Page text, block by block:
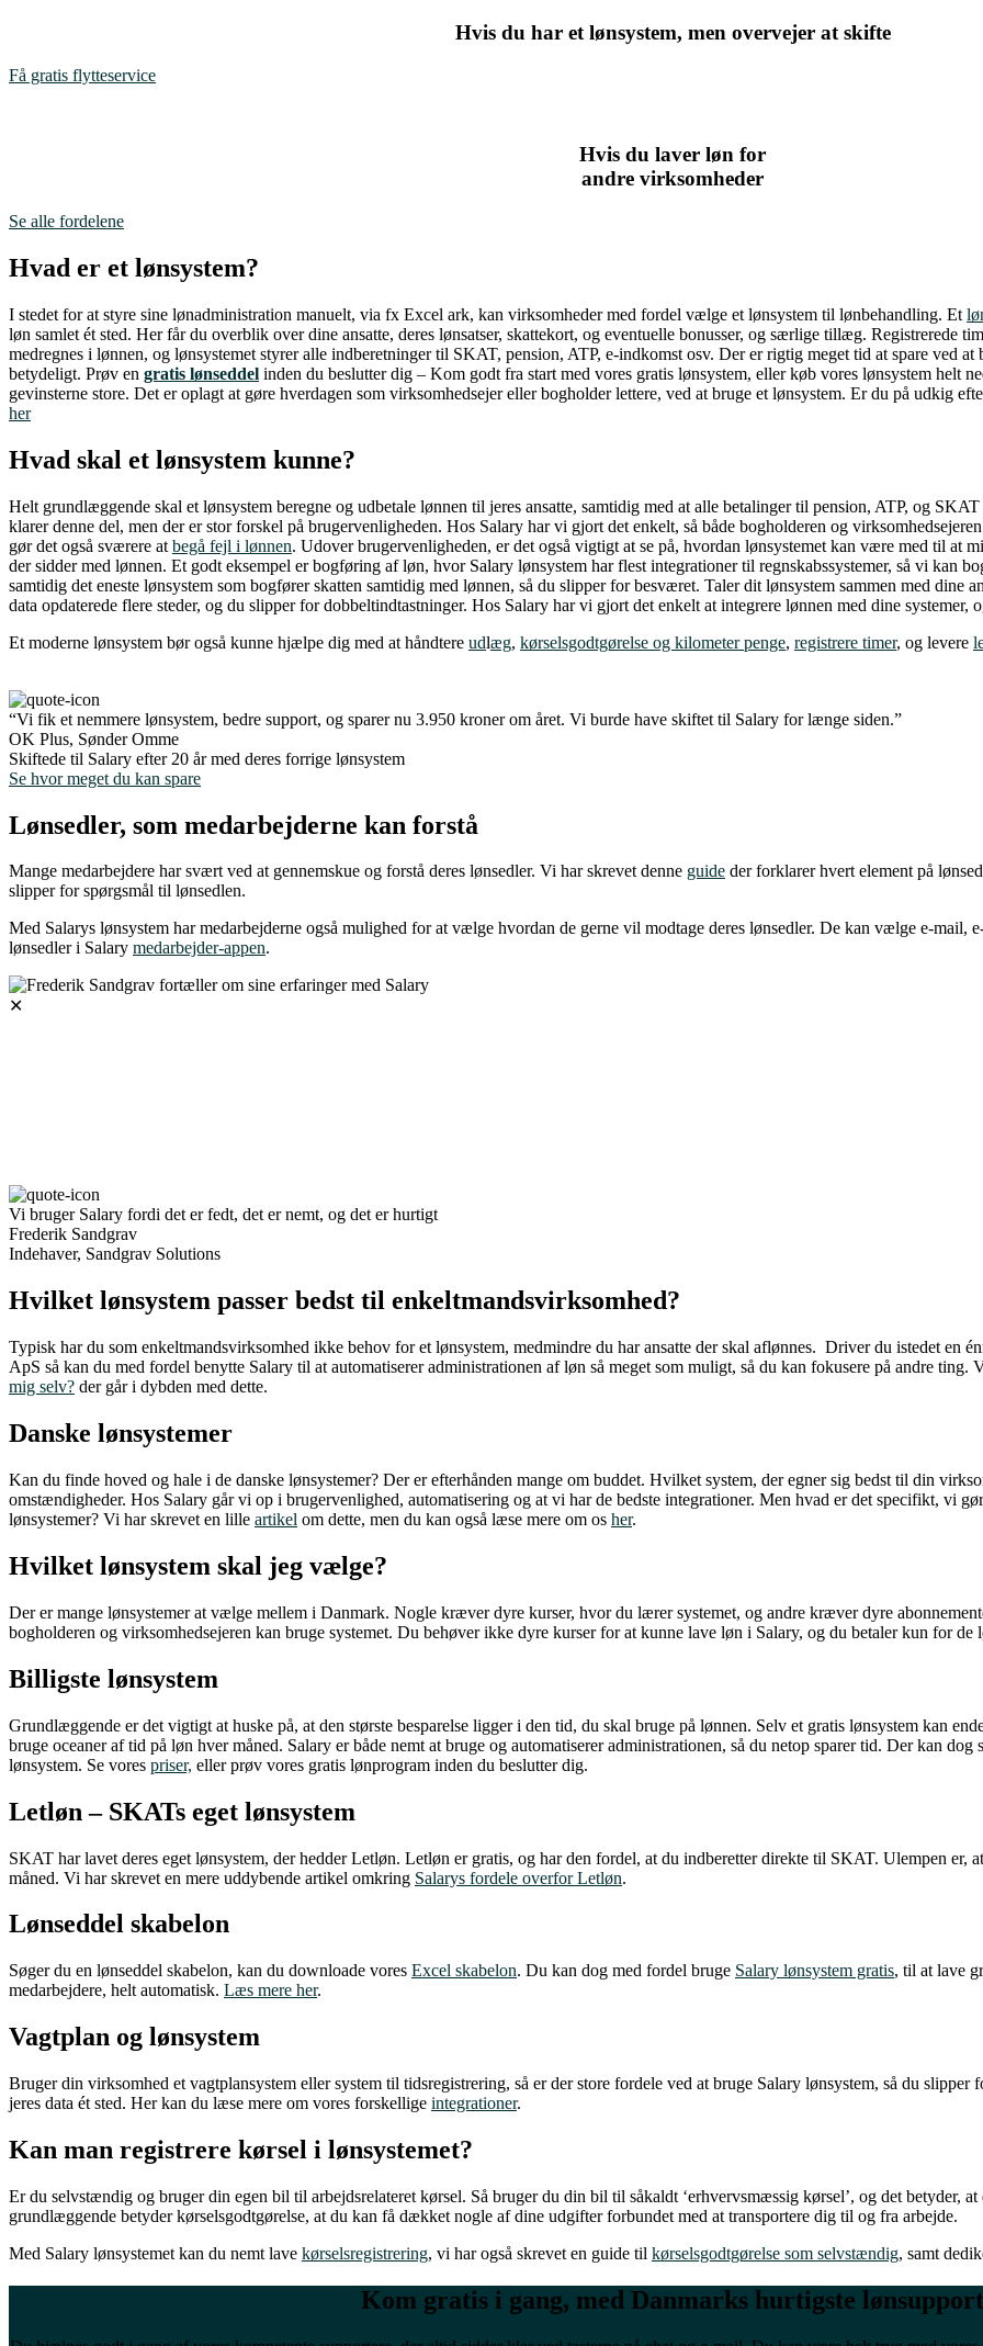
Hvis du har et lønsystem, men overvejer at skifte
Få gratis flytteservice
Hvis du laver løn for
andre virksomheder
Se alle fordelene
Hvad er et lønsystem?
I stedet for at styre sine lønadministration manuelt, via fx Excel ark, kan virksomheder med fordel vælge et lønsystem til lønbehandling. Et
løn samlet ét sted. Her får du overblik over dine ansatte, deres lønsatser, skattekort, og eventuelle bonusser, og særlige tillæg. Registrerede
medregnes i lønnen, og lønsystemet styrer alle indberetninger til SKAT, pension, ATP, e-indkomst osv. Der er rigtig meget tid at spare ved
betydeligt. Prøv en gratis lønseddel inden du beslutter dig – Kom godt fra start med vores gratis lønsystem, eller køb vores lønsystem helt
gevinsterne store. Det er oplagt at gøre hverdagen som virksomhedsejer eller bogholder lettere, ved at bruge et lønsystem. Er du på udkig
her
Hvad skal et lønsystem kunne?
Helt grundlæggende skal et lønsystem beregne og udbetale lønnen til jeres ansatte, samtidig med at alle betalinger til pension, ATP, og
klarer denne del, men der er stor forskel på brugervenligheden. Hos Salary har vi gjort det enkelt, så både bogholderen og
gør det også sværere at begå fejl i lønnen. Udover brugervenligheden, er det også vigtigt at se på, hvordan lønsystemet kan være med til at
der sidder med lønnen. Et godt eksempel er bogføring af løn, hvor Salary lønsystem har flest integrationer til regnskabssystemer, så vi kan
samtidig det eneste lønsystem som bogfører skatten samtidig med lønnen, så du slipper for besværet. Taler dit lønsystem sammen med dine
data opdaterede flere steder, og du slipper for dobbeltindtastninger. Hos Salary har vi gjort det enkelt at integrere lønnen med dine
Et moderne lønsystem bør også kunne hjælpe dig med at håndtere udlæg, kørselsgodtgørelse og kilometer penge, registrere timer, og levere
“Vi fik et nemmere lønsystem, bedre support, og sparer nu 3.950 kroner om året. Vi burde have skiftet til Salary for længe siden.”
OK Plus, Sønder Omme
Skiftede til Salary efter 20 år med deres forrige lønsystem
Se hvor meget du kan spare
Lønsedler, som medarbejderne kan forstå
Mange medarbejdere har svært ved at gennemskue og forstå deres lønsedler. Vi har skrevet denne guide der forklarer hvert element på
slipper for spørgsmål til lønsedlen.
Med Salarys lønsystem har medarbejderne også mulighed for at vælge hvordan de gerne vil modtage deres lønsedler. De kan vælge e-mail,
lønsedler i Salary medarbejder-appen.
✕
Vi bruger Salary fordi det er fedt, det er nemt, og det er hurtigt
Frederik Sandgrav
Indehaver, Sandgrav Solutions
Hvilket lønsystem passer bedst til enkeltmandsvirksomhed?
Typisk har du som enkeltmandsvirksomhed ikke behov for et lønsystem, medmindre du har ansatte der skal aflønnes. Driver du istedet en
ApS så kan du med fordel benytte Salary til at automatiserer administrationen af løn så meget som muligt, så du kan fokusere på andre ting.
mig selv? der går i dybden med dette.
Danske lønsystemer
Kan du finde hoved og hale i de danske lønsystemer? Der er efterhånden mange om buddet. Hvilket system, der egner sig bedst til din
omstændigheder. Hos Salary går vi op i brugervenlighed, automatisering og at vi har de bedste integrationer. Men hvad er det specifikt, vi
lønsystemer? Vi har skrevet en lille artikel om dette, men du kan også læse mere om os her.
Hvilket lønsystem skal jeg vælge?
Der er mange lønsystemer at vælge mellem i Danmark. Nogle kræver dyre kurser, hvor du lærer systemet, og andre kræver dyre
bogholderen og virksomhedsejeren kan bruge systemet. Du behøver ikke dyre kurser for at kunne lave løn i Salary, og du betaler kun for de
Billigste lønsystem
Grundlæggende er det vigtigt at huske på, at den største besparelse ligger i den tid, du skal bruge på lønnen. Selv et gratis lønsystem kan
bruge oceaner af tid på løn hver måned. Salary er både nemt at bruge og automatiserer administrationen, så du netop sparer tid. Der kan dog
lønsystem. Se vores priser, eller prøv vores gratis lønprogram inden du beslutter dig.
Letløn – SKATs eget lønsystem
SKAT har lavet deres eget lønsystem, der hedder Letløn. Letløn er gratis, og har den fordel, at du indberetter direkte til SKAT. Ulempen er,
måned. Vi har skrevet en mere uddybende artikel omkring Salarys fordele overfor Letløn.
Lønseddel skabelon
Søger du en lønseddel skabelon, kan du downloade vores Excel skabelon. Du kan dog med fordel bruge Salary lønsystem gratis, til at lave
medarbejdere, helt automatisk. Læs mere her.
Vagtplan og lønsystem
Bruger din virksomhed et vagtplansystem eller system til tidsregistrering, så er der store fordele ved at bruge Salary lønsystem, så du
jeres data ét sted. Her kan du læse mere om vores forskellige integrationer.
Kan man registrere kørsel i lønsystemet?
Er du selvstændig og bruger din egen bil til arbejdsrelateret kørsel. Så bruger du din bil til såkaldt ‘erhvervsmæssig kørsel’, og det betyder,
grundlæggende betyder kørselsgodtgørelse, at du kan få dækket nogle af dine udgifter forbundet med at transportere dig til og fra arbejde.
Med Salary lønsystemet kan du nemt lave kørselsregistrering, vi har også skrevet en guide til kørselsgodtgørelse som selvstændig, samt
Kom gratis i gang, med Danmarks hurtigste lønsupport